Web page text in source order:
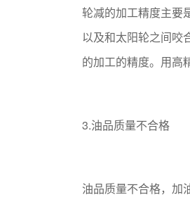
轮减的加工精度主要
以及和太阳轮之间咬
的加工的精度。用高
3.油品质量不合格
油品质量不合格，加